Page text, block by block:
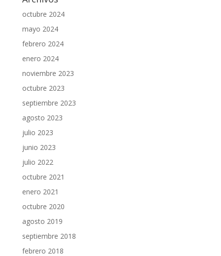
octubre 2024
mayo 2024
febrero 2024
enero 2024
noviembre 2023
octubre 2023
septiembre 2023
agosto 2023
julio 2023
junio 2023
julio 2022
octubre 2021
enero 2021
octubre 2020
agosto 2019
septiembre 2018
febrero 2018